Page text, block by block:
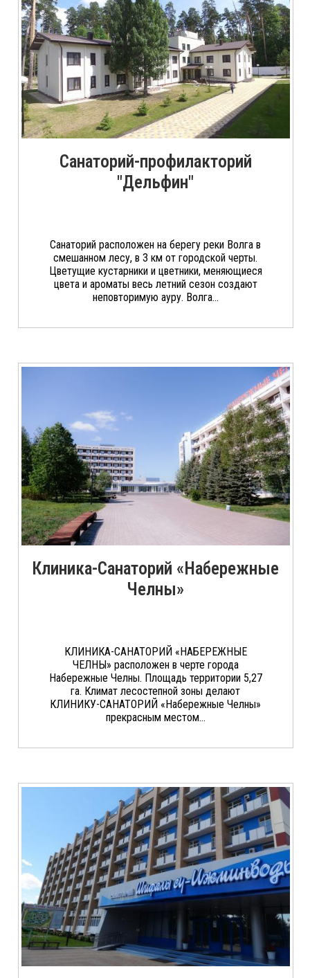
Санаторий-профилакторий
"Дельфин"
Санаторий расположен на берегу реки Волга в
смешанном лесу, в 3 км от городской черты.
Цветущие кустарники и цветники, меняющиеся
цвета и ароматы весь летний сезон создают
неповторимую ауру. Волга...
Клиника-Санаторий «Набережные
Челны»
КЛИНИКА-САНАТОРИЙ «НАБЕРЕЖНЫЕ
ЧЕЛНЫ» расположен в черте города
Набережные Челны. Площадь территории 5,27
га. Климат лесостепной зоны делают
КЛИНИКУ-САНАТОРИЙ «Набережные Челны»
прекрасным местом...